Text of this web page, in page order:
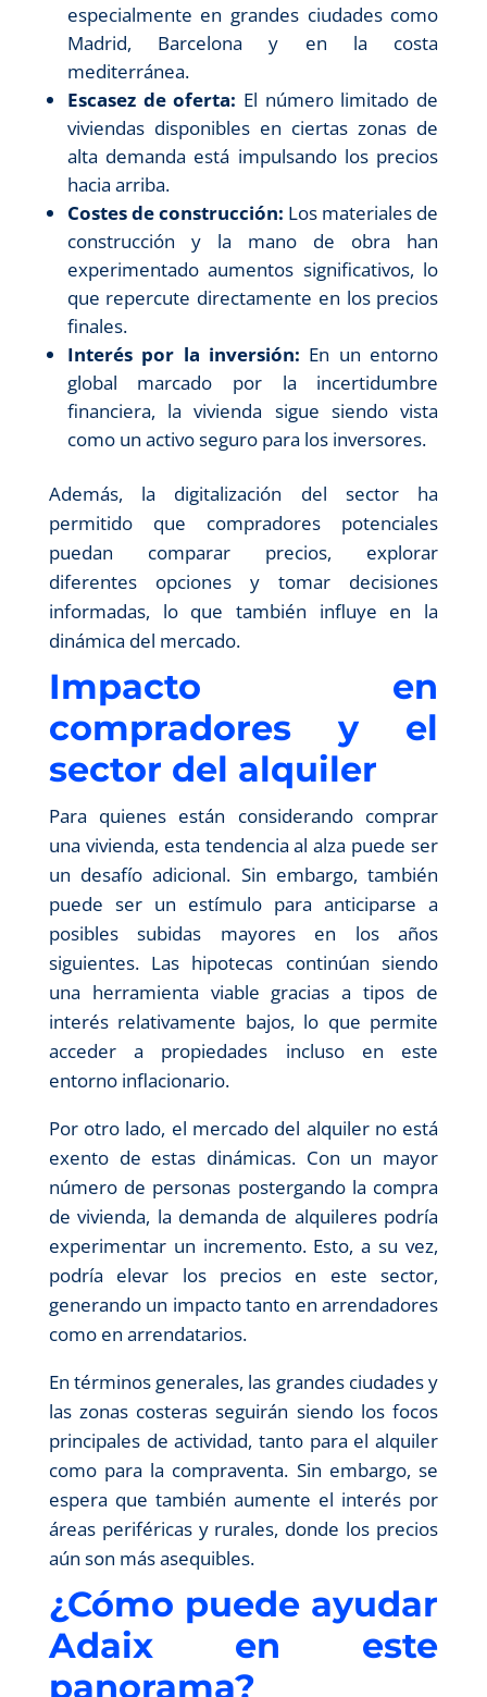
especialmente en grandes ciudades como
Madrid, Barcelona y en la costa
mediterránea.
Escasez de oferta: El número limitado de
viviendas disponibles en ciertas zonas de
alta demanda está impulsando los precios
hacia arriba.
Costes de construcción: Los materiales de
construcción y la mano de obra han
experimentado aumentos significativos, lo
que repercute directamente en los precios
finales.
Interés por la inversión: En un entorno
global marcado por la incertidumbre
financiera, la vivienda sigue siendo vista
como un activo seguro para los inversores.
Además, la digitalización del sector ha
permitido que compradores potenciales
puedan comparar precios, explorar
diferentes opciones y tomar decisiones
informadas, lo que también influye en la
dinámica del mercado.
Impacto en
compradores y el
sector del alquiler
Para quienes están considerando comprar
una vivienda, esta tendencia al alza puede ser
un desafío adicional. Sin embargo, también
puede ser un estímulo para anticiparse a
posibles subidas mayores en los años
siguientes. Las hipotecas continúan siendo
una herramienta viable gracias a tipos de
interés relativamente bajos, lo que permite
acceder a propiedades incluso en este
entorno inflacionario.
Por otro lado, el mercado del alquiler no está
exento de estas dinámicas. Con un mayor
número de personas postergando la compra
de vivienda, la demanda de alquileres podría
experimentar un incremento. Esto, a su vez,
podría elevar los precios en este sector,
generando un impacto tanto en arrendadores
como en arrendatarios.
En términos generales, las grandes ciudades y
las zonas costeras seguirán siendo los focos
principales de actividad, tanto para el alquiler
como para la compraventa. Sin embargo, se
espera que también aumente el interés por
áreas periféricas y rurales, donde los precios
aún son más asequibles.
¿Cómo puede ayudar
Adaix en este
panorama?